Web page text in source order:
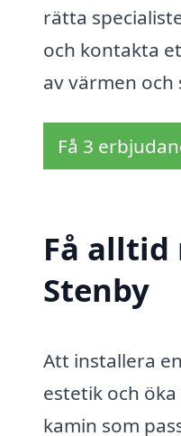
rätta
och kontakta
av värmen
Få 3
Få
Stenby
Att installera
estetik och
kamin som